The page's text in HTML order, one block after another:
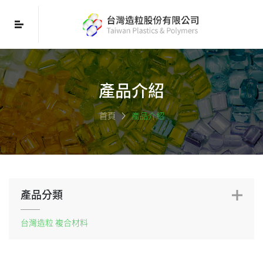
產品介紹
首頁 產品介紹
產品分類
台灣造粒 複合材料